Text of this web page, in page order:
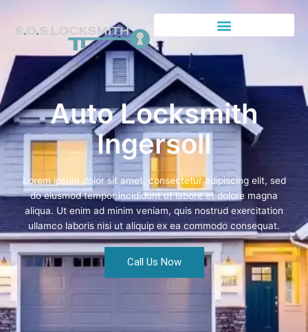
Auto Locksmith
Ingersoll
Lorem ipsum dolor sit amet, consectetur adipiscing elit, sed
do eiusmod tempor incididunt ut labore et dolore magna
aliqua. Ut enim ad minim veniam, quis nostrud exercitation
ullamco laboris nisi ut aliquip ex ea commodo consequat.
Call Us Now